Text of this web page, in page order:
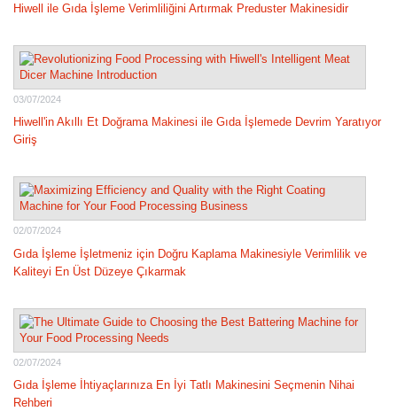
Hiwell ile Gıda İşleme Verimliliğini Artırmak Preduster Makinesidir
03/07/2024
Hiwell'in Akıllı Et Doğrama Makinesi ile Gıda İşlemede Devrim Yaratıyor
Giriş
02/07/2024
Gıda İşleme İşletmeniz için Doğru Kaplama Makinesiyle Verimlilik ve
Kaliteyi En Üst Düzeye Çıkarmak
02/07/2024
Gıda İşleme İhtiyaçlarınıza En İyi Tatlı Makinesini Seçmenin Nihai
Rehberi